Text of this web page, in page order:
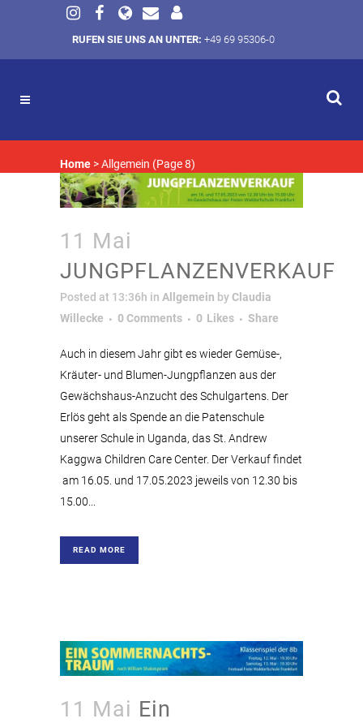
RUFEN SIE UNS AN UNTER: +49 69 95306-0
Home >Allgemein (Page 8)
11 Mai
JUNGPFLANZENVERKAUF
Posted at 13:36h in Allgemein byClaudia
Willecke
0 Comments 0 Likes Share
Auch in diesem Jahr gibt es wieder Gemüse-,
Kräuter- und Blumen-Jungpflanzen aus der
Gewächshaus-Anzucht des Schulgartens. Der
Erlös geht als Spende an die Patenschule
unserer Schule in Uganda, das St. Andrew
Kaggwa Children Care Center. Der Verkauf findet
am 16.05. und 17.05.2023 jeweils von 12.30 bis
15.00...
READ MORE
11 Mai Ein